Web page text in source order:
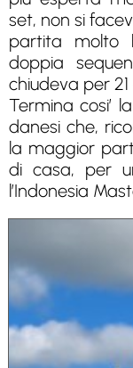
set, non si
partita molto
doppia
chiudeva per 21
Termina cosi’
danesi che,
la maggior
di casa, per
l’Indonesia